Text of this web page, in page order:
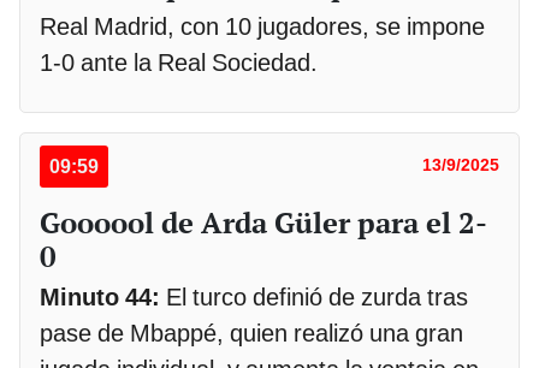
Real Madrid, con 10 jugadores, se impone
1-0 ante la Real Sociedad.
09:59 13/9/2025
Goooool de Arda Güler para el 2-
0
Minuto 44: El turco definió de zurda tras
pase de Mbappé, quien realizó una gran